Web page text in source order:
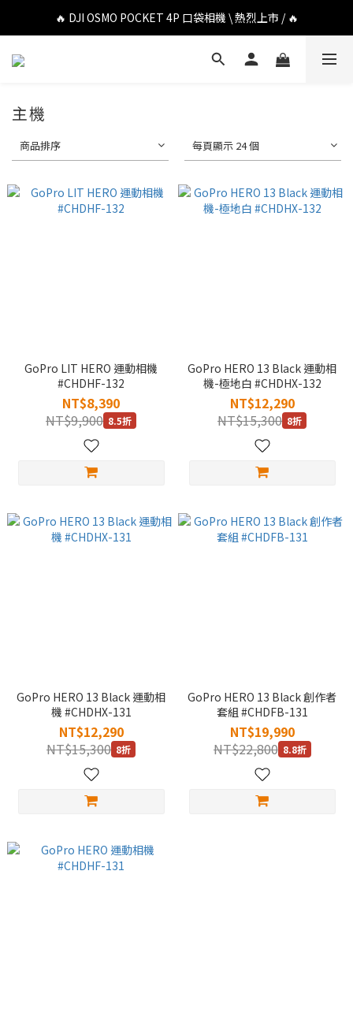
🔥 DJI OSMO POCKET 4P 口袋相機 \ 熱烈上市 / 🔥
🔥 DJI OSMO POCKET 4P 口袋相機 \ 熱烈上市 / 🔥
🔥 Insta360 Luna Ultra 雲台相機 \ 熱烈上市 / 🔥
主機
商品排序 每頁顯示 24 個
GoPro LIT HERO 運動相機
#CHDHF-132
NT$8,390
NT$9,900 8.5折
GoPro HERO 13 Black 運動相
機-極地白 #CHDHX-132
NT$12,290
NT$15,300 8折
GoPro HERO 13 Black 運動相
機 #CHDHX-131
NT$12,290
NT$15,300 8折
GoPro HERO 13 Black 創作者
套組 #CHDFB-131
NT$19,990
NT$22,800 8.8折